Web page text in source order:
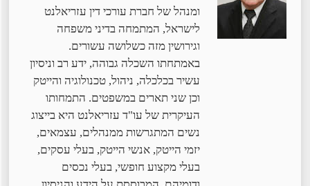
ומנהל של חברת עורכי דין עזריאלנט
לישראל, המתמחה בדיני משפחה
וגירושין מזה כשלושה עשורים.
באמתחתו השכלה גבוהה, ידע רב וניסיון
עשיר בכלכלה, ניהול, טכנולוגיה והייטק
וכן שני תארים במשפטים. התמחותו
העיקרית של עו"ד עזריאלנט היא בייצוג
נשים המתגרשות ממנהלים, עצמאים,
יזמי הייטק, אנשי הייטק, בעלי עסקים,
בעלי מקצוע חופשי, בעלי נכסים